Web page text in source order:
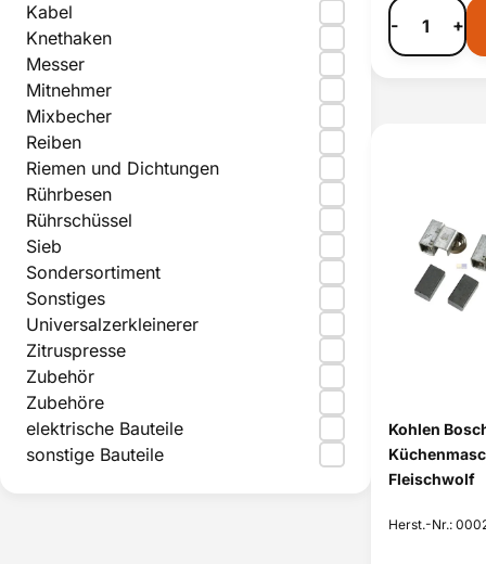
Kabel
Knethaken
Messer
Mitnehmer
Mixbecher
Reiben
Riemen und Dichtungen
Rührbesen
Rührschüssel
Sieb
Sondersortiment
Sonstiges
Universalzerkleinerer
Zitruspresse
Zubehör
Zubehöre
elektrische Bauteile
sonstige Bauteile
- +
Kohlen
Fleischwolf
Herst.-Nr.: